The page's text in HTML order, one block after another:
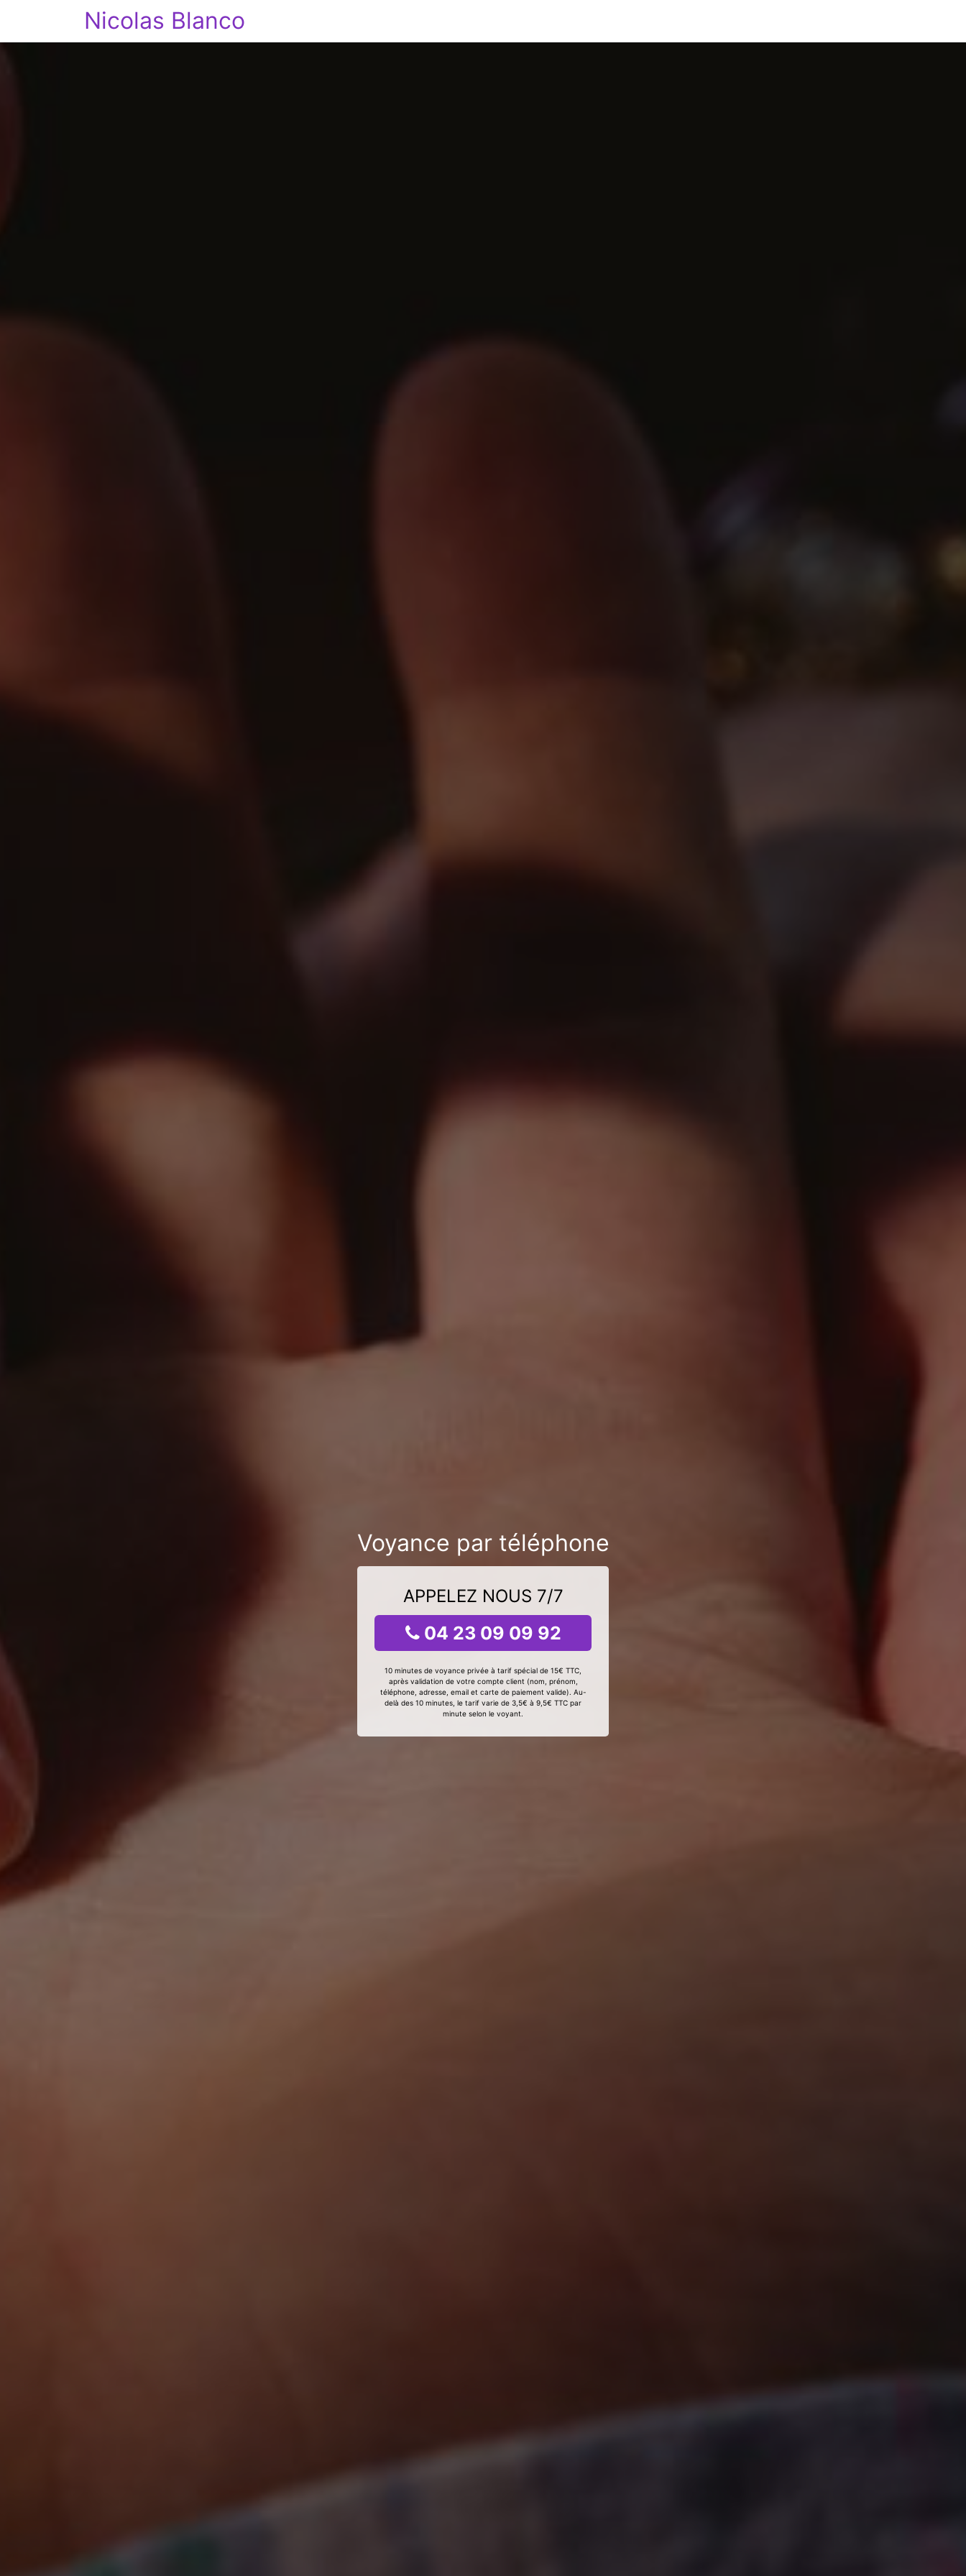
Nicolas Blanco
Voyance par téléphone
APPELEZ NOUS 7/7
04 23 09 09 92
10 minutes de voyance privée à tarif spécial de 15€ TTC,
après validation de votre compte client (nom, prénom,
téléphone, adresse, email et carte de paiement valide). Au-
delà des 10 minutes, le tarif varie de 3,5€ à 9,5€ TTC par
minute selon le voyant.